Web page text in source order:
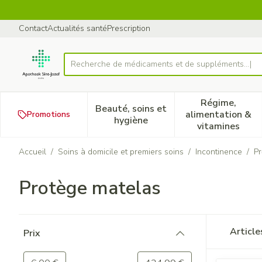
ContactActualités santéPrescription
Rechercher
Recherche de médicaments et de s
Promotions
Beauté, soins et
hygièneAfficher le sous-menu pour
Régime,
alimentation &
vitamines
Afficher
Accueil / Soins à domicile et premiers soins / Incontinence /
Protège matelas
Prix